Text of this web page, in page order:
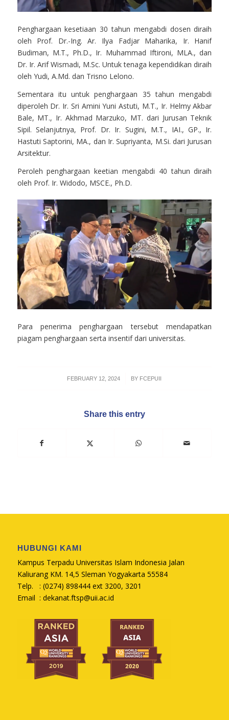
Penghargaan kesetiaan 30 tahun mengabdi dosen diraih
oleh Prof. Dr.-Ing. Ar. Ilya Fadjar Maharika, Ir. Hanif
Budiman, M.T., Ph.D., Ir. Muhammad Iftironi, MLA., dan
Dr. Ir. Arif Wismadi, M.Sc. Untuk tenaga kependidikan diraih
oleh Yudi, A.Md. dan Trisno Lelono.
Sementara itu untuk penghargaan 35 tahun mengabdi
diperoleh Dr. Ir. Sri Amini Yuni Astuti, M.T., Ir. Helmy Akbar
Bale, MT., Ir. Akhmad Marzuko, MT. dari Jurusan Teknik
Sipil. Selanjutnya, Prof. Dr. Ir. Sugini, M.T., IAI., GP., Ir.
Hastuti Saptorini, MA., dan Ir. Supriyanta, M.Si. dari Jurusan
Arsitektur.
Peroleh penghargaan keetian mengabdi 40 tahun diraih
oleh Prof. Ir. Widodo, MSCE., Ph.D.
Para penerima penghargaan tersebut mendapatkan
piagam penghargaan serta insentif dari universitas.
FEBRUARY 12, 2024
/ BY FCEPUII
Share this entry
HUBUNGI KAMI
Kampus Terpadu Universitas Islam Indonesia Jalan
Kaliurang KM. 14,5 Sleman Yogyakarta 55584
Telp. : (0274) 898444 ext 3200, 3201
Email : dekanat.ftsp@uii.ac.id